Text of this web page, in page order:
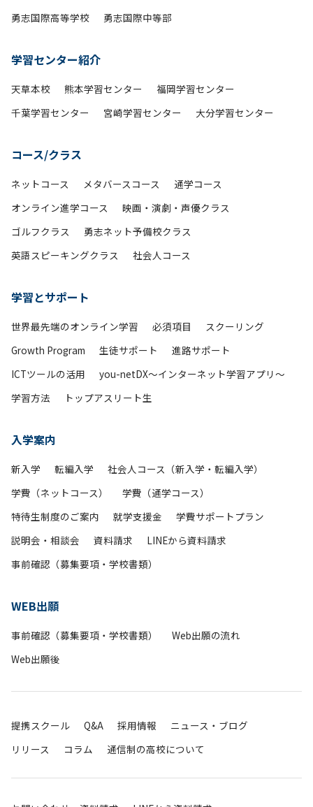
勇志国際高等学校 勇志国際中等部
学習センター紹介
天草本校 熊本学習センター
福岡学習センター
千葉学習センター
宮崎学習センター 大分学習センター
コース/クラス
ネットコース メタバースコース
通学コース
オンライン進学コース
映画・演劇・声優クラス
ゴルフクラス
勇志ネット予備校クラス
英語スピーキングクラス
社会人コース
学習とサポート
世界最先端のオンライン学習 必須項目
スクーリング
Growth Program
生徒サポート
進路サポート
ICTツールの活用
you-netDX～インターネット学習アプリ～
学習方法
トップアスリート生
入学案内
新入学 転編入学
社会人コース（新入学・転編入学）
学費（ネットコース）
学費（通学コース）
特待生制度のご案内
就学支援金
学費サポートプラン
説明会・相談会
資料請求
LINEから資料請求
事前確認（募集要項・学校書類）
WEB出願
事前確認（募集要項・学校書類）
Web出願の流れ
Web出願後
提携スクール Q&A 採用情報
ニュース・ブログ
リリース
コラム 通信制の高校について